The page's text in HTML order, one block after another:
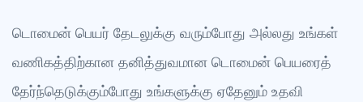
டொமைன் பெயர் தேடலுக்கு வரும்போது அல்லது உங்கள்
வணிகத்திற்கான தனித்துவமான டொமைன் பெயரைத்
தேர்ந்தெடுக்கும்போது உங்களுக்கு ஏதேனும் உதவி